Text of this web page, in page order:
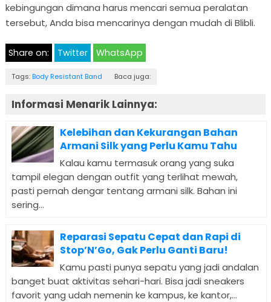
kebingungan dimana harus mencari semua peralatan
tersebut, Anda bisa mencarinya dengan mudah di Blibli.
Share on: Twitter WhatsApp
Tags: Body Resistant Band Baca juga:
Informasi Menarik Lainnya:
Kelebihan dan Kekurangan Bahan
Armani Silk yang Perlu Kamu Tahu
Kalau kamu termasuk orang yang suka
tampil elegan dengan outfit yang terlihat mewah,
pasti pernah dengar tentang armani silk. Bahan ini
sering...
Reparasi Sepatu Cepat dan Rapi di
Stop’N’Go, Gak Perlu Ganti Baru!
Kamu pasti punya sepatu yang jadi andalan
banget buat aktivitas sehari-hari. Bisa jadi sneakers
favorit yang udah nemenin ke kampus, ke kantor,...